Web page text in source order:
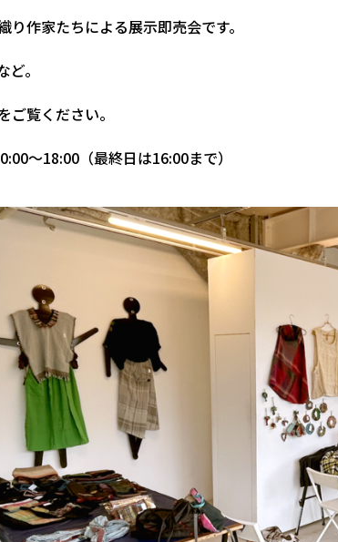
り作家たちによる展示即売会です。
。
ご覧ください。
～18:00（最終日は16:00まで）